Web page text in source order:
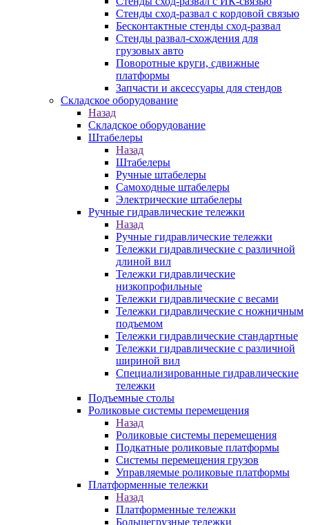
Стенды сход-развал с кордовой связью
Бесконтактные стенды сход-развал
Стенды развал-схождения для
грузовых авто
Поворотные круги, сдвижные
платформы
Запчасти и аксессуары для стендов
Складское оборудование
Назад
Складское оборудование
Штабелеры
Назад
Штабелеры
Ручные штабелеры
Самоходные штабелеры
Электрические штабелеры
Ручные гидравлические тележки
Назад
Ручные гидравлические тележки
Тележки гидравлические с различной
длиной вил
Тележки гидравлические
низкопрофильные
Тележки гидравлические с весами
Тележки гидравлические с ножничным
подъемом
Тележки гидравлические стандартные
Тележки гидравлические с различной
шириной вил
Специализированные гидравлические
тележки
Подъемные столы
Роликовые системы перемещения
Назад
Роликовые системы перемещения
Подкатные роликовые платформы
Системы перемещения грузов
Управляемые роликовые платформы
Платформенные тележки
Назад
Платформенные тележки
Большегрузные тележки